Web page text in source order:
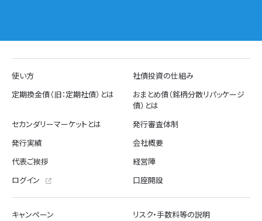
使い方
社債投資の仕組み
定期換金債（旧：定期社債）とは
おまとめ債（銘柄分散リパッケージ
債）とは
セカンダリーマーケットとは
発行審査体制
発行実績
会社概要
代表ご挨拶
経営陣
ログイン
口座開設
キャンペーン
リスク・手数料等の説明